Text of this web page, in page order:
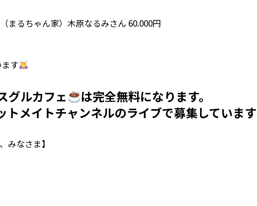
まるちゃん家）木原なるみさん 60.000円
す
グルカフェ
は完全無料になります。
トメイトチャンネルのライブで募集していま
みなさま】